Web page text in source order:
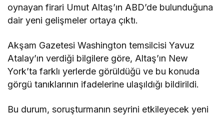
oynayan firari Umut Altaş’ın ABD’de bulunduğuna
dair yeni gelişmeler ortaya çıktı.
Akşam Gazetesi Washington temsilcisi Yavuz
Atalay’ın verdiği bilgilere göre, Altaş’ın New
York’ta farklı yerlerde görüldüğü ve bu konuda
görgü tanıklarının ifadelerine ulaşıldığı bildirildi.
Bu durum, soruşturmanın seyrini etkileyecek yeni